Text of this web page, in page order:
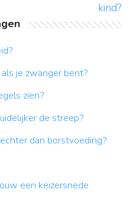
kind?
je zwanger bent?
zien?
de streep?
dan borstvoeding?
een keizersnede